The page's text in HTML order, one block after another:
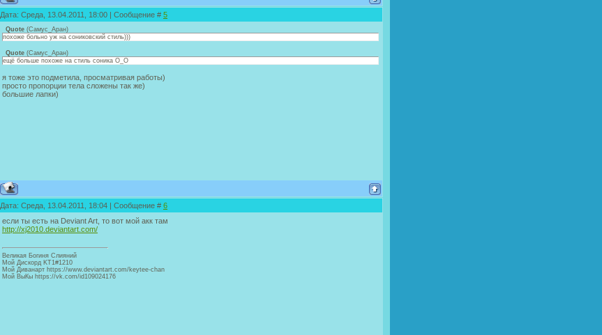
Дата: Среда, 13.04.2011, 18:00 | Сообщение # 5
Quote (Самус_Аран)
похоже больно уж на сониковский стиль)))
Quote (Самус_Аран)
ещё больше похоже на стиль соника О_О
я тоже это подметила, просматривая работы)
просто пропорции тела сложены так же)
большие лапки)
Дата: Среда, 13.04.2011, 18:04 | Сообщение # 6
если ты есть на Deviant Art, то вот мой акк там
http://xj2010.deviantart.com/
Великая Богиня Слияний
Мой Дискорд KT1#1210
Мой Диванарт https://www.deviantart.com/keytee-chan
Мой ВыКы https://vk.com/id109024176